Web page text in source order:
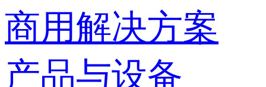
商用解决方案
产品与设备